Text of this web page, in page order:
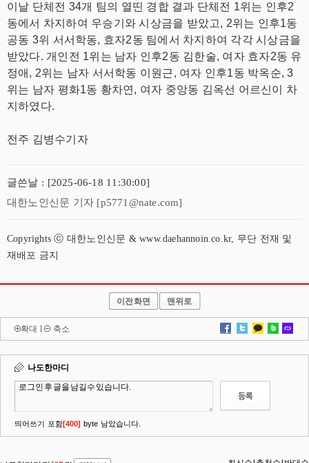
이날 단체전 34개 팀의 열띤 경합 결과 단체전 1위는 인후2
동에서 차지하여 우승기와 시상금을 받았고, 2위는 인후1동
공동 3위 서서학동, 효자2동 팀에서 차지하여 각각 시상금을
받았다. 개인전 1위는 남자 인후2동 김한술, 여자 효자2동 유
정애, 2위는 남자 서서학동 이원근, 여자 인후1동 박옥순, 3
위는 남자 평화1동 황차연, 여자 중앙동 김옥선 어르신이 차
지하였다.
전주 김병수기자
글쓴날 : [2025-06-18 11:30:00]
대한노인신문 기자 [p5771@nate.com]
Copyrights ⓒ 대한노인신문 & www.daehannoin.co.kr, 무단 전재 및
재배포 금지
이전화면 맨위로
확대 l 축소